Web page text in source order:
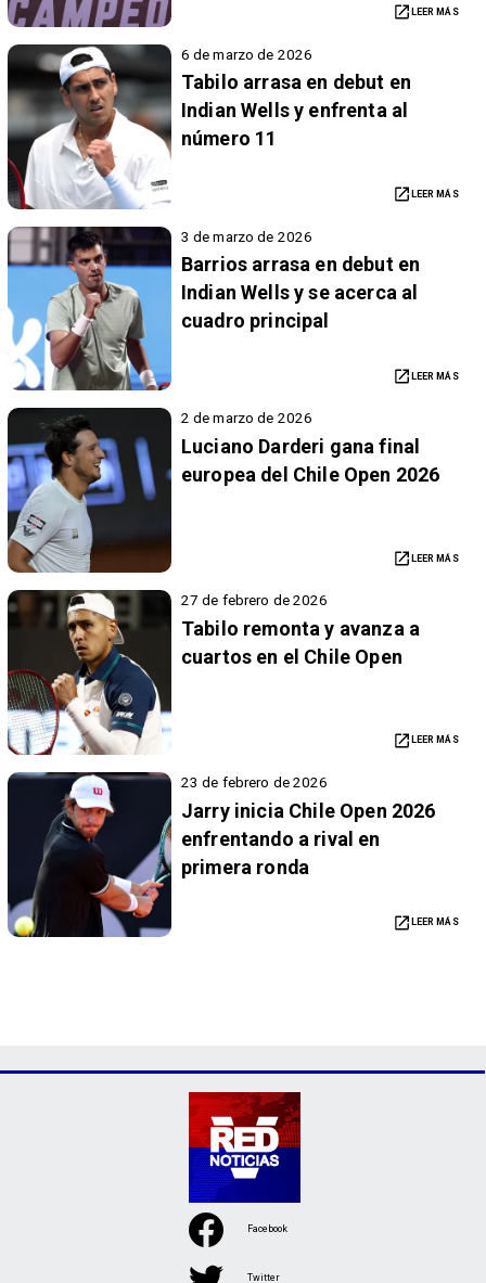
LEER MÁS
6 de marzo de 2026
Tabilo arrasa en debut en
Indian Wells y enfrenta al
número 11
LEER MÁS
3 de marzo de 2026
Barrios arrasa en debut en
Indian Wells y se acerca al
cuadro principal
LEER MÁS
2 de marzo de 2026
Luciano Darderi gana final
europea del Chile Open 2026
LEER MÁS
27 de febrero de 2026
Tabilo remonta y avanza a
cuartos en el Chile Open
LEER MÁS
23 de febrero de 2026
Jarry inicia Chile Open 2026
enfrentando a rival en
primera ronda
LEER MÁS
Facebook
Twitter